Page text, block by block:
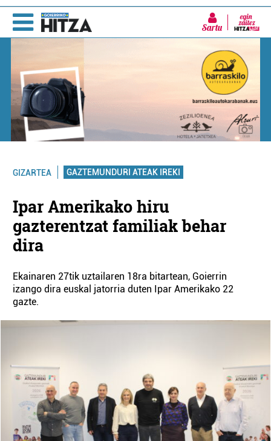
Sartu
GIZARTEA GAZTEMUNDURI ATEAK IREKI
Ipar Amerikako hiru
gazterentzat familiak behar
dira
Ekainaren 27tik uztailaren 18ra bitartean, Goierrin
izango dira euskal jatorria duten Ipar Amerikako 22
gazte.